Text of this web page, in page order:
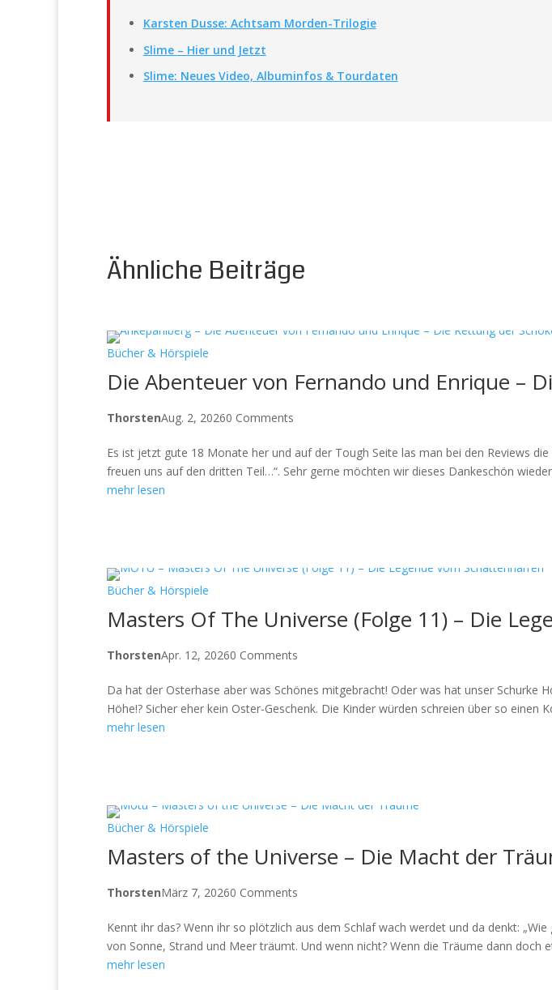
Karsten Dusse: Achtsam Morden-Trilogie
Slime – Hier und Jetzt
Slime: Neues Video, Albuminfos & Tourdaten
Ähnliche Beiträge
Bücher & Hörspiele
Die Abenteuer von Fernando und Enrique –
ThorstenAug. 2, 20260 Comments
Es ist jetzt gute 18 Monate her und auf der Tough Seite las man bei den Reviews
freuen uns auf den dritten Teil…“. Sehr gerne möchten wir dieses Dankeschön
mehr lesen
Bücher & Hörspiele
Masters Of The Universe (Folge 11) – Die
ThorstenApr. 12, 20260 Comments
Da hat der Osterhase aber was Schönes mitgebracht! Oder was hat unser
Höhe!? Sicher eher kein Oster-Geschenk. Die Kinder würden schreien über so einen
mehr lesen
Bücher & Hörspiele
Masters of the Universe – Die Macht der
ThorstenMärz 7, 20260 Comments
Kennt ihr das? Wenn ihr so plötzlich aus dem Schlaf wach werdet und da denkt:
von Sonne, Strand und Meer träumt. Und wenn nicht? Wenn die Träume dann doch
mehr lesen